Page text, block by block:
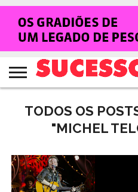
HOME
NOTÍCIAS
SHOWS
ENTREVISTAS
CLIQUES
RANKING
CROWLEY
TV
SUCESSO!
REVISTA
SUCESSO!
TODOS OS
"MICHEL